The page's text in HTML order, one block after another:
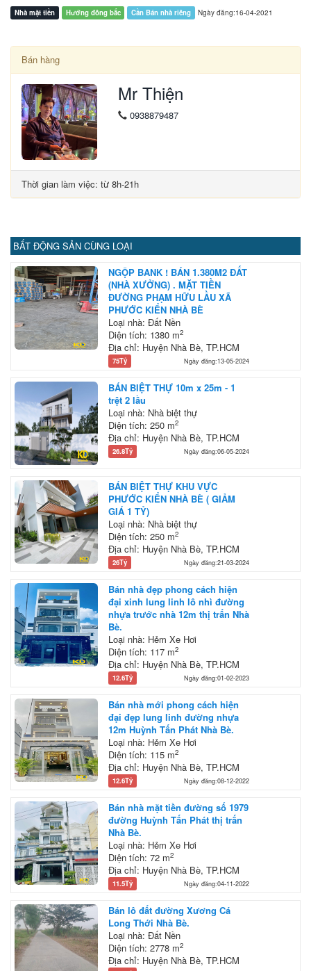
Nhà mặt tiền Hướng đông bắc Cần Bán nhà riêng Ngày đăng:16-04-2021
Bán hàng
Mr Thiện
0938879487
Thời gian làm việc: từ 8h-21h
BẤT ĐỘNG SẢN CÙNG LOẠI
NGỘP BANK ! BÁN 1.380M2 ĐẤT
(NHÀ XƯỞNG) . MẶT TIỀN
ĐƯỜNG PHẠM HỮU LẦU XÃ
PHƯỚC KIỂN NHÀ BÈ
Loại nhà: Đất Nền
Diện tích: 1380 m2
Địa chỉ: Huyện Nhà Bè, TP.HCM
75Tỷ Ngày đăng:13-05-2024
BÁN BIỆT THỰ 10m x 25m - 1
trệt 2 lầu
Loại nhà: Nhà biệt thự
Diện tích: 250 m2
Địa chỉ: Huyện Nhà Bè, TP.HCM
26.8Tỷ Ngày đăng:06-05-2024
BÁN BIỆT THỰ KHU VỰC
PHƯỚC KIỂN NHÀ BÈ ( GIẢM
GIÁ 1 TỶ)
Loại nhà: Nhà biệt thự
Diện tích: 250 m2
Địa chỉ: Huyện Nhà Bè, TP.HCM
26Tỷ Ngày đăng:21-03-2024
Bán nhà đẹp phong cách hiện
đại xinh lung linh lô nhì đường
nhựa trước nhà 12m thị trấn Nhà
Bè.
Loại nhà: Hẻm Xe Hơi
Diện tích: 117 m2
Địa chỉ: Huyện Nhà Bè, TP.HCM
12.6Tỷ Ngày đăng:01-02-2023
Bán nhà mới phong cách hiện
đại đẹp lung linh đường nhựa
12m Huỳnh Tấn Phát Nhà Bè.
Loại nhà: Hẻm Xe Hơi
Diện tích: 115 m2
Địa chỉ: Huyện Nhà Bè, TP.HCM
12.6Tỷ Ngày đăng:08-12-2022
Bán nhà mặt tiền đường số 1979
đường Huỳnh Tấn Phát thị trấn
Nhà Bè.
Loại nhà: Hẻm Xe Hơi
Diện tích: 72 m2
Địa chỉ: Huyện Nhà Bè, TP.HCM
11.5Tỷ Ngày đăng:04-11-2022
Bán lô đất đường Xương Cá
Long Thới Nhà Bè.
Loại nhà: Đất Nền
Diện tích: 2778 m2
Địa chỉ: Huyện Nhà Bè, TP.HCM